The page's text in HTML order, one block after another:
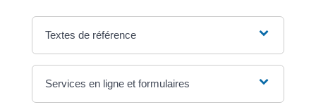
Textes de référence
Services en ligne et formulaires